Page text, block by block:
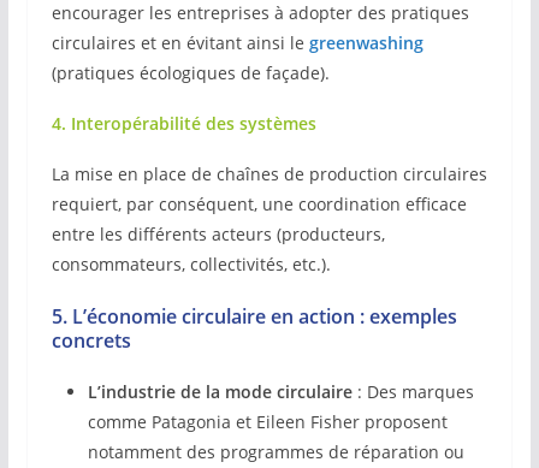
encourager les entreprises à adopter des pratiques
circulaires et en évitant ainsi le greenwashing
(pratiques écologiques de façade).
4. Interopérabilité des systèmes
La mise en place de chaînes de production circulaires
requiert, par conséquent, une coordination efficace
entre les différents acteurs (producteurs,
consommateurs, collectivités, etc.).
5. L’économie circulaire en action : exemples
concrets
L’industrie de la mode circulaire: Des marques
comme Patagonia et Eileen Fisher proposent
notamment des programmes de réparation ou